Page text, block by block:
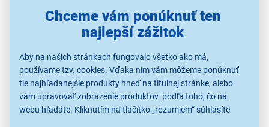
Chceme vám ponúknuť ten
najlepší zážitok
Aby na našich stránkach fungovalo všetko ako má,
používame tzv. cookies. Vďaka nim vám môžeme ponúknuť
tie najhľadanejšie produkty hneď na titulnej stránke, alebo
vám upravovať zobrazenie produktov podľa toho, čo na
webu hľadáte. Kliknutím na tlačítko „rozumiem“ súhlasíte
Sirup SodaStream 7UP Zero 440 ml